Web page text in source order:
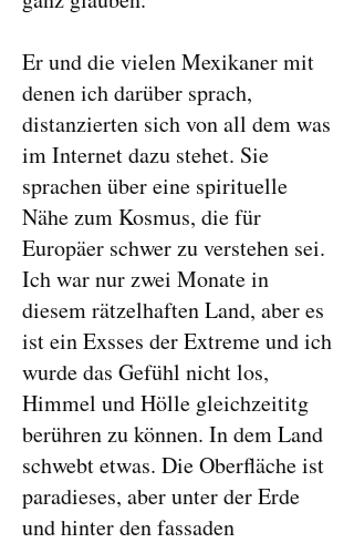
Er und die vielen Mexikaner mit
denen ich darüber sprach,
distanzierten sich von all dem was
im Internet dazu stehet. Sie
sprachen über eine spirituelle
Nähe zum Kosmus, die für
Europäer schwer zu verstehen sei.
Ich war nur zwei Monate in
diesem rätzelhaften Land, aber es
ist ein Exsses der Extreme und ich
wurde das Gefühl nicht los,
Himmel und Hölle gleichzeititg
berühren zu können. In dem Land
schwebt etwas. Die Oberfläche ist
paradieses, aber unter der Erde
und hinter den fassaden